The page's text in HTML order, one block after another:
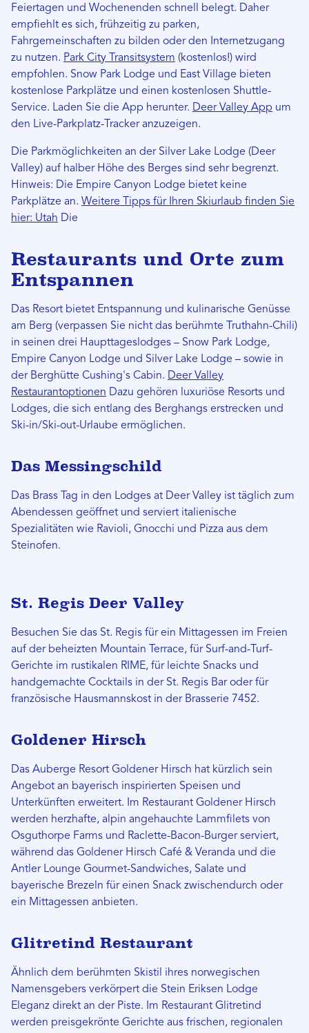
Feiertagen und Wochenenden schnell belegt. Daher
empfiehlt es sich, frühzeitig zu parken,
Fahrgemeinschaften zu bilden oder den Internetzugang
zu nutzen. Park City Transitsystem (kostenlos!) wird
empfohlen. Snow Park Lodge und East Village bieten
kostenlose Parkplätze und einen kostenlosen Shuttle-
Service. Laden Sie die App herunter. Deer Valley App um
den Live-Parkplatz-Tracker anzuzeigen.
Die Parkmöglichkeiten an der Silver Lake Lodge (Deer
Valley) auf halber Höhe des Berges sind sehr begrenzt.
Hinweis: Die Empire Canyon Lodge bietet keine
Parkplätze an. Weitere Tipps für Ihren Skiurlaub finden Sie
hier: Utah Die
Restaurants und Orte zum
Entspannen
Das Resort bietet Entspannung und kulinarische Genüsse
am Berg (verpassen Sie nicht das berühmte Truthahn-Chili)
in seinen drei Haupttageslodges – Snow Park Lodge,
Empire Canyon Lodge und Silver Lake Lodge – sowie in
der Berghütte Cushing's Cabin. Deer Valley
Restaurantoptionen Dazu gehören luxuriöse Resorts und
Lodges, die sich entlang des Berghangs erstrecken und
Ski-in/Ski-out-Urlaube ermöglichen.
Das Messingschild
Das Brass Tag in den Lodges at Deer Valley ist täglich zum
Abendessen geöffnet und serviert italienische
Spezialitäten wie Ravioli, Gnocchi und Pizza aus dem
Steinofen.
St. Regis Deer Valley
Besuchen Sie das St. Regis für ein Mittagessen im Freien
auf der beheizten Mountain Terrace, für Surf-and-Turf-
Gerichte im rustikalen RIME, für leichte Snacks und
handgemachte Cocktails in der St. Regis Bar oder für
französische Hausmannskost in der Brasserie 7452.
Goldener Hirsch
Das Auberge Resort Goldener Hirsch hat kürzlich sein
Angebot an bayerisch inspirierten Speisen und
Unterkünften erweitert. Im Restaurant Goldener Hirsch
werden herzhafte, alpin angehauchte Lammfilets von
Osguthorpe Farms und Raclette-Bacon-Burger serviert,
während das Goldener Hirsch Café & Veranda und die
Antler Lounge Gourmet-Sandwiches, Salate und
bayerische Brezeln für einen Snack zwischendurch oder
ein Mittagessen anbieten.
Glitretind Restaurant
Ähnlich dem berühmten Skistil ihres norwegischen
Namensgebers verkörpert die Stein Eriksen Lodge
Eleganz direkt an der Piste. Im Restaurant Glitretind
werden preisgekrönte Gerichte aus frischen, regionalen